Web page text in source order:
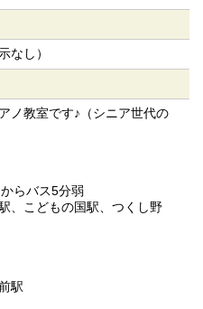
なし）
ノ教室です♪（シニア世代の
らバス5分弱
こどもの国駅、つくし野
駅